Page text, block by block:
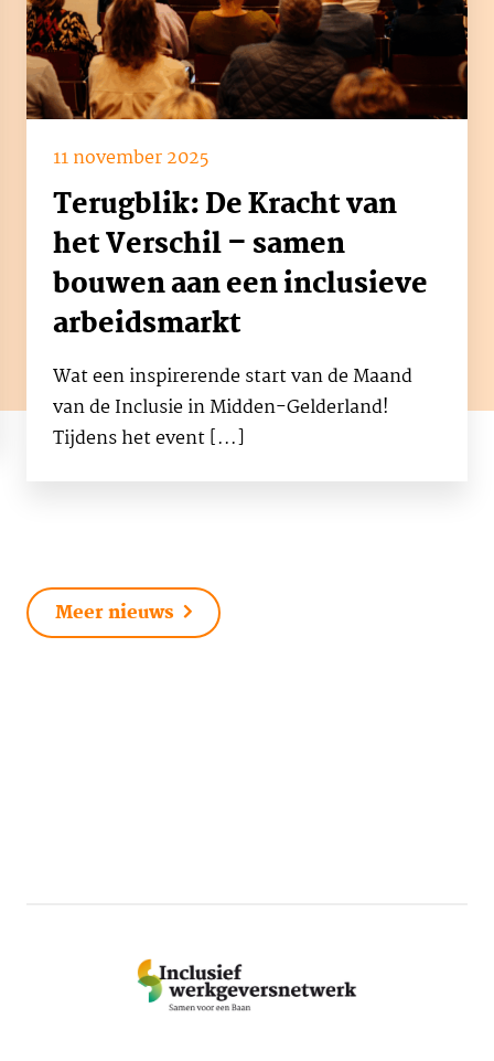
11 november 2025
Terugblik: De Kracht van
het Verschil – samen
bouwen aan een inclusieve
arbeidsmarkt
Wat een inspirerende start van de Maand
van de Inclusie in Midden-Gelderland!
Tijdens het event [...]
Meer nieuws